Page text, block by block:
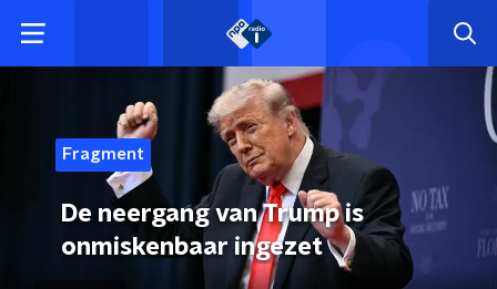
Fragment
De neergang van Trump is
onmiskenbaar ingezet